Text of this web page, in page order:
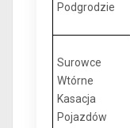
Podgrodzie
Surowce
Wtórne
Kasacja
Pojazdów